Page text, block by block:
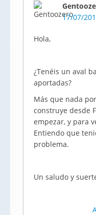
17/07/
Hola,
¿Tenéis un aval
aportadas?
Más que nada
construye desde
empezar, y para
Entiendo que
problema.
Un saludo y